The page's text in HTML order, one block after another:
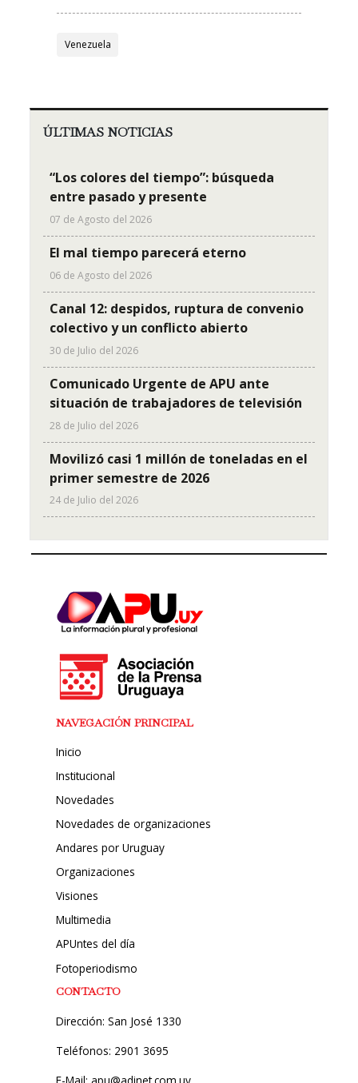
Venezuela
ÚLTIMAS NOTICIAS
“Los colores del tiempo”: búsqueda
entre pasado y presente
07 de Agosto del 2026
El mal tiempo parecerá eterno
06 de Agosto del 2026
Canal 12: despidos, ruptura de convenio
colectivo y un conflicto abierto
30 de Julio del 2026
Comunicado Urgente de APU ante
situación de trabajadores de televisión
28 de Julio del 2026
Movilizó casi 1 millón de toneladas en el
primer semestre de 2026
24 de Julio del 2026
NAVEGACIÓN PRINCIPAL
Inicio
Institucional
Novedades
Novedades de organizaciones
Andares por Uruguay
Organizaciones
Visiones
Multimedia
APUntes del día
Fotoperiodismo
CONTACTO
Dirección: San José 1330
Teléfonos: 2901 3695